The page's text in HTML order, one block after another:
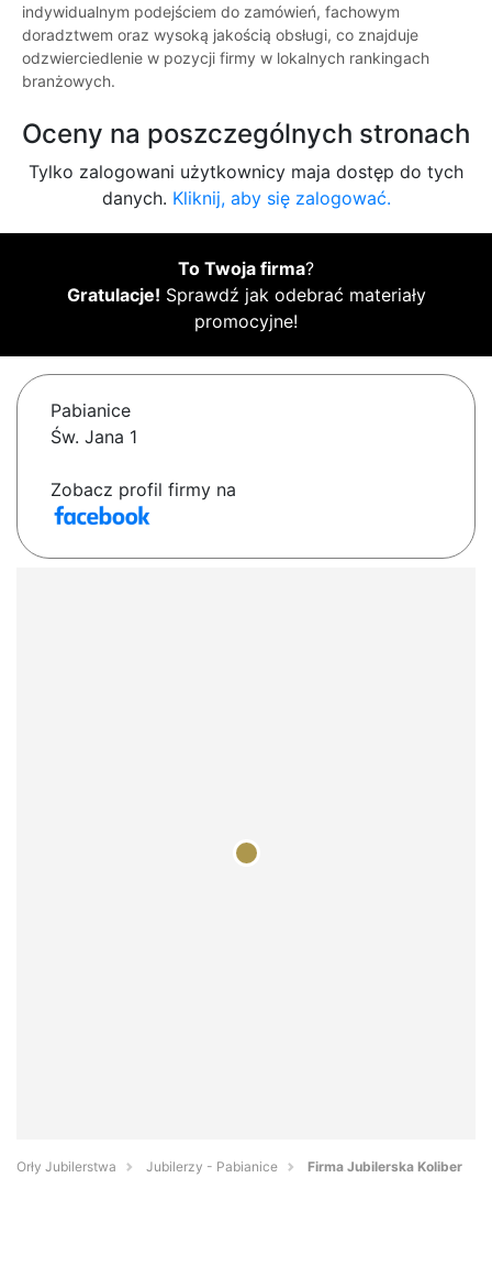
indywidualnym podejściem do zamówień, fachowym
doradztwem oraz wysoką jakością obsługi, co znajduje
odzwierciedlenie w pozycji firmy w lokalnych rankingach
branżowych.
Oceny na poszczególnych stronach
Tylko zalogowani użytkownicy maja dostęp do tych
danych. Kliknij, aby się zalogować.
To Twoja firma?
Gratulacje! Sprawdź jak odebrać materiały
promocyjne!
Pabianice
Św. Jana 1
Zobacz profil firmy na
Orły Jubilerstwa Jubilerzy - Pabianice Firma Jubilerska Koliber